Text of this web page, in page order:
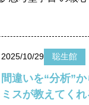
導塾・聡生館では
因の多くは、“わか
。
聡生館では授業ご
2025/10/29 聡生館
間違いを“分析”
ミスが教えてく